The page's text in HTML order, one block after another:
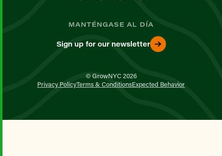
MANTÉNGASE AL DÍA
Sign up for our newsletter
© GrowNYC 2026
Privacy PolicyTerms & ConditionsExpected Behavior